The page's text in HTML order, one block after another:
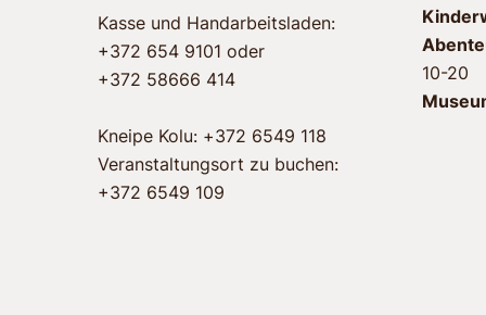
Kasse und Handarbeitsladen:
+372 654 9101 oder
+372 58666 414
Kneipe Kolu: +372 6549 118
Veranstaltungsort zu buchen:
+372 6549 109
10-20